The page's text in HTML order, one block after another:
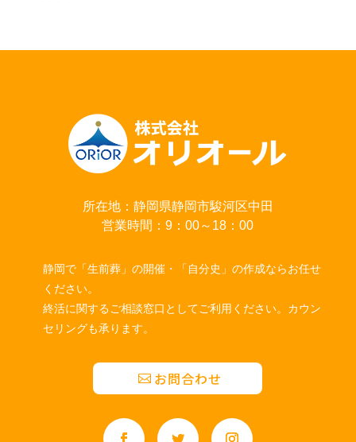
所在地：静岡県静岡市駿河区中田
営業時間：9：00～18：00
静岡で「生前葬」の開催・「自分史」の作成ならお任せ
ください。
終活に関するご相談窓口としてご利用ください。カウン
セリングも承ります。
お問合わせ